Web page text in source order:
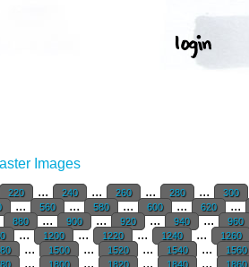
Images
220 ... 240 ... 260 ... 280 ... 300
... 560 ... 580 ... 600 ... 620 ...
880 ... 900 ... 920 ... 940 ... 960
... 1200 ... 1220 ... 1240 ... 1260
... 1500 ... 1520 ... 1540 ... 1560
... 1800 ... 1820 ... 1840 ... 1860